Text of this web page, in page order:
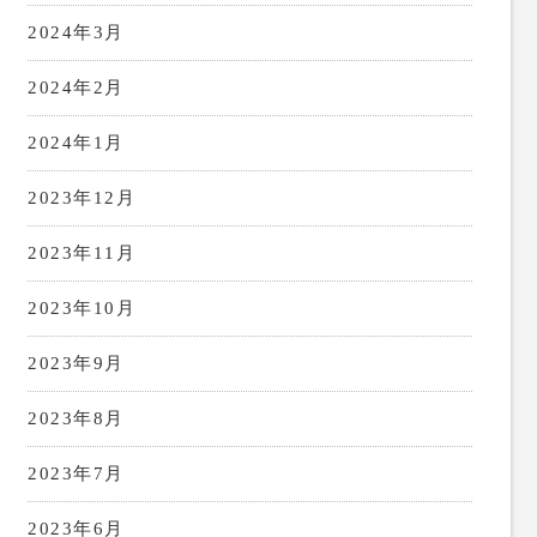
2024年3月
2024年2月
2024年1月
2023年12月
2023年11月
2023年10月
2023年9月
2023年8月
2023年7月
2023年6月